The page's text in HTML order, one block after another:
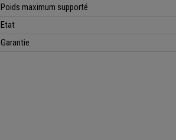
Poids maximum supporté
Etat
Garantie